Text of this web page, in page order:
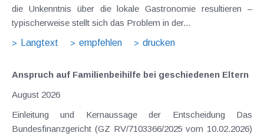
die Unkenntnis über die lokale Gastronomie resultieren –
typischerweise stellt sich das Problem in der...
Langtext
empfehlen drucken
Anspruch auf Familienbeihilfe bei geschiedenen Eltern
August 2026
Einleitung und Kernaussage der Entscheidung Das
Bundesfinanzgericht (GZ RV/7103366/2025 vom 10.02.2026)